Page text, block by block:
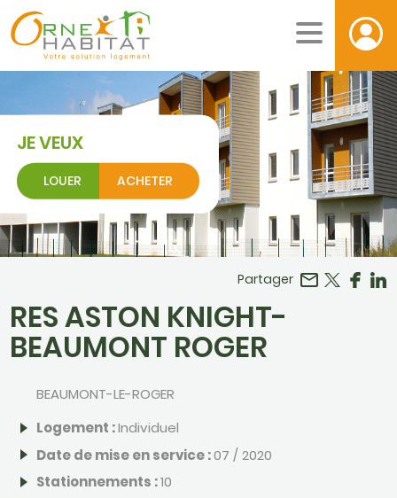
JE VEUX
LOUER ACHETER
Partager
RES ASTON KNIGHT-
BEAUMONT ROGER
BEAUMONT-LE-ROGER
Logement :Individuel
Date de mise en service :07 / 2020
Stationnements :10